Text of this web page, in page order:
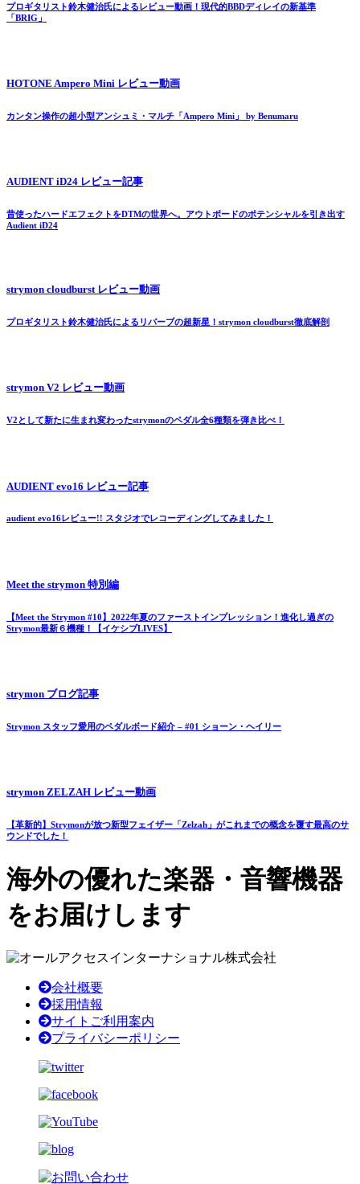
プロギタリスト鈴木健治氏によるレビュー動画！現代的BBDディレイの新基準
「BRIG」
HOTONE Ampero Mini レビュー動画
カンタン操作の超小型アンシュミ・マルチ「Ampero Mini」 by Benumaru
AUDIENT iD24 レビュー記事
昔使ったハードエフェクトをDTMの世界へ。アウトボードのポテンシャルを引き出す
Audient iD24
strymon cloudburst レビュー動画
プロギタリスト鈴木健治氏によるリバーブの超新星！strymon cloudburst徹底解剖
strymon V2 レビュー動画
V2として新たに生まれ変わったstrymonのペダル全6種類を弾き比べ！
AUDIENT evo16 レビュー記事
audient evo16レビュー!! スタジオでレコーディングしてみました！
Meet the strymon 特別編
【Meet the Strymon #10】2022年夏のファーストインプレッション！進化し過ぎの
Strymon最新６機種！【イケシブLIVES】
strymon ブログ記事
Strymon スタッフ愛用のペダルボード紹介 – #01 ショーン・ヘイリー
strymon ZELZAH レビュー動画
【革新的】Strymonが放つ新型フェイザー「Zelzah」がこれまでの概念を覆す最高のサ
ウンドでした！
海外の優れた楽器・音響機器
をお届けします
会社概要
採用情報
サイトご利用案内
プライバシーポリシー